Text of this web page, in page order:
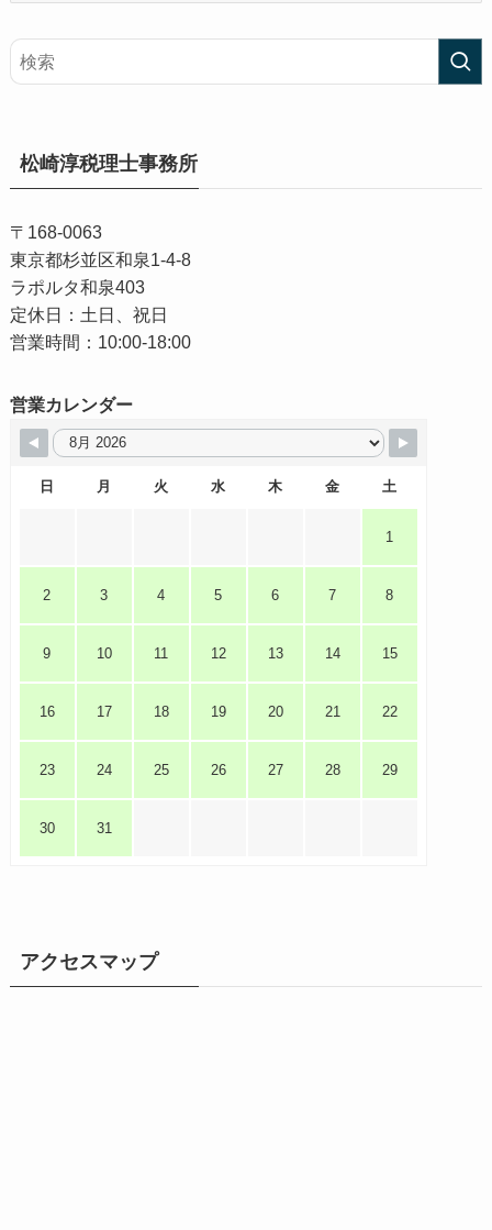
イ
ブ
松崎淳税理士事務所
〒168-0063
東京都杉並区和泉1-4-8
ラポルタ和泉403
定休日：土日、祝日
営業時間：10:00-18:00
営業カレンダー
日 月 火 水 木 金 土
1
2 3 4 5 6 7 8
9 10 11 12 13 14 15
16 17 18 19 20 21 22
23 24 25 26 27 28 29
30 31
アクセスマップ